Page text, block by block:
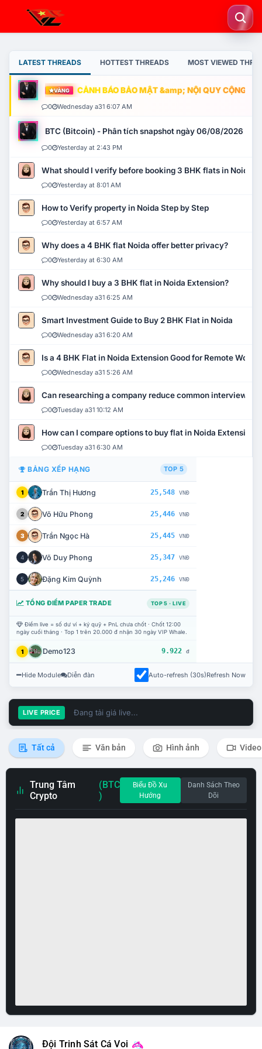
LATEST THREADS HOTTEST THREADS MOST VIEWED
VÀNG CẢNH BÁO BẢO MẬT &amp; NỘI QUY CỘNG
0 Wednesday a31 6:07 AM
BTC (Bitcoin) - Phân tích snapshot ngày 06/08/2026
0 Yesterday at 2:43 PM
What should I verify before booking 3 BHK flats in Noida?
0 Yesterday at 8:01 AM
How to Verify property in Noida Step by Step
0 Yesterday at 6:57 AM
Why does a 4 BHK flat Noida offer better privacy?
0 Yesterday at 6:30 AM
Why should I buy a 3 BHK flat in Noida Extension?
0 Wednesday a31 6:25 AM
Smart Investment Guide to Buy 2 BHK Flat in Noida
0 Wednesday a31 6:20 AM
Is a 4 BHK Flat in Noida Extension Good for Remote Work?
0 Wednesday a31 5:26 AM
Can researching a company reduce common interview
0 Tuesday a31 10:12 AM
How can I compare options to buy flat in Noida Extension?
0 Tuesday a31 6:30 AM
BẢNG XẾP HẠNG TOP 5
1 Trần Thị Hương 25,548 VNĐ
2 Võ Hữu Phong 25,446 VNĐ
3 Trần Ngọc Hà 25,445 VNĐ
4 Võ Duy Phong 25,347 VNĐ
5 Đặng Kim Quỳnh 25,246 VNĐ
TỔNG ĐIỂM PAPER TRADE TOP 5 · LIVE
Điểm live = số dư ví + ký quỹ + PnL chưa chốt · Chốt 12:00
ngày cuối tháng · Top 1 trên 20.000 đ nhận 30 ngày VIP Whale.
1 Demo123 9.922 đ
Hide Module Diễn đàn Auto-refresh (30s)Refresh Now
LIVE PRICE Đang tải giá live...
Tất cả Văn bản Hình ảnh Video
Trung Tâm
Crypto
(BTC
)
Biểu Đồ Xu
Hướng
Danh Sách Theo
Dõi
Đội Trinh Sát Cá Voi